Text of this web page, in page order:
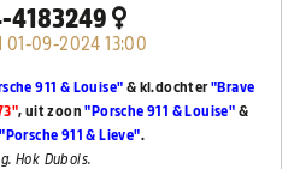
4183249
01-09-2024 13:00
911 & Louise" & kl.dochter"Brave
, uit zoon"Porsche 911 & Louise" &
"Porsche 911 & Lieve".
Hok Dubois.